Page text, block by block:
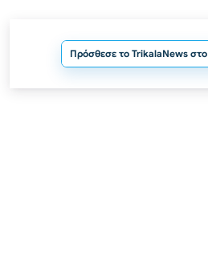
Πρόσθεσε το TrikalaNews στο